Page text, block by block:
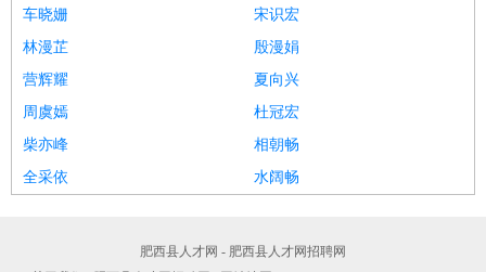
车晓姗
宋识宏
林漫芷
殷漫娟
营辉耀
夏向兴
周虞嫣
杜冠宏
柴亦峰
相朝畅
全采依
水阔畅
肥西县人才网 - 肥西县人才网招聘网